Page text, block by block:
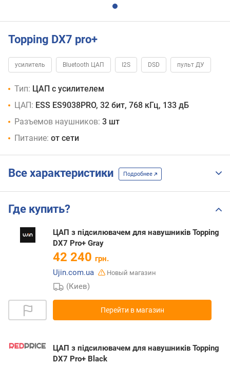
Topping DX7 pro+
усилитель Bluetooth ЦАП I2S DSD пульт ДУ
Тип: ЦАП с усилителем
ЦАП: ESS ES9038PRO, 32 бит, 768 кГц, 133 дБ
Разъемов наушников: 3 шт
Питание: от сети
Все характеристики Подробнее
Где купить?
ЦАП з підсилювачем для навушників Topping
DX7 Pro+ Gray
42 240 грн.
Ujin.com.ua
Новый магазин
(Киев)
Перейти в магазин
ЦАП з підсилювачем для навушників Topping
DX7 Pro+ Black